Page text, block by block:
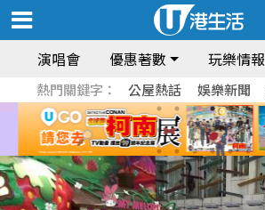
演唱會 優惠著數 玩樂情報
熱門關鍵字： 公屋熱話 娛樂新聞